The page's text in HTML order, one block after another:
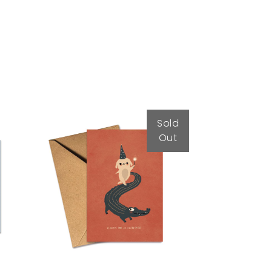
Sold
Out
Tarjeta Coco
2,50€